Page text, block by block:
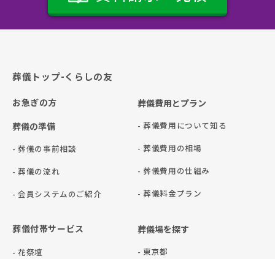
葬儀トップ-くらしの友
お急ぎの方
葬儀の準備
- 葬儀の事前相談
- 葬儀の流れ
- 会員システムのご紹介
葬儀費用とプラン
- 葬儀費用について知る
- 葬儀費用の相場
- 葬儀費用の仕組み
- 葬儀料金プラン
葬儀付帯サービス
- 花祭壇
葬儀場を探す
- 東京都